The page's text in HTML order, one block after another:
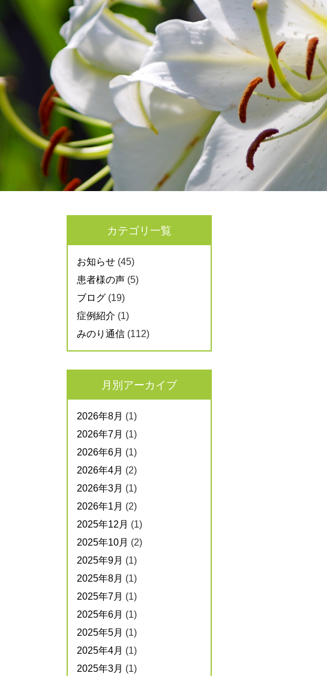
カテゴリ一覧
お知らせ (45)
患者様の声 (5)
ブログ (19)
症例紹介 (1)
みのり通信 (112)
月別アーカイブ
2026年8月 (1)
2026年7月 (1)
2026年6月 (1)
2026年4月 (2)
2026年3月 (1)
2026年1月 (2)
2025年12月 (1)
2025年10月 (2)
2025年9月 (1)
2025年8月 (1)
2025年7月 (1)
2025年6月 (1)
2025年5月 (1)
2025年4月 (1)
2025年3月 (1)